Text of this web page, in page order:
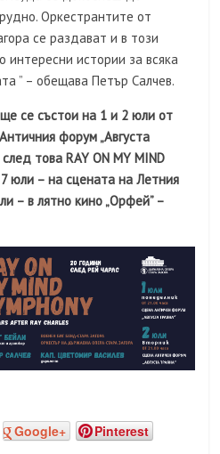
Оркестрантите от
се раздават и в този
интересни истории за всяка
” – обещава Петър Салчев.
се състои на 1 и 2 юли от
форум „Августа
това RAY ON MY MIND
7 юли – на сцената на Летния
– в лятно кино „Орфей” –
Google+ Pinterest